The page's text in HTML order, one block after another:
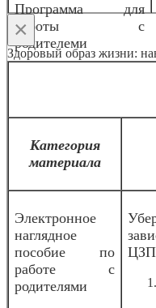
Программа для
работы с
родителеми
×
Здоровый образ жизни:
Категория
материала
Электронное
наглядное
пособие по
работе с
родителями